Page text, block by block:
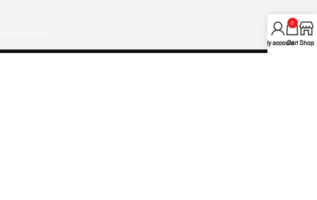
AMPOLshop.ir
Shop
0
Cart
My account